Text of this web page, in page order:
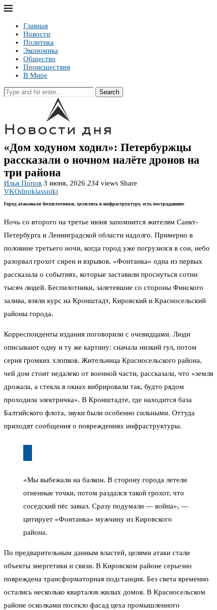
Главная
Новости
Политика
Экономика
Общество
Происшествия
В Мире
Search
«Дом ходуном ходил»: Петербуржцы
рассказали о ночном налёте дронов на
три района
Илья Попов 3 июня, 2026 234 views Share
VKOdnoklassniki
Город атаковали беспилотники, целились в инфраструктуру, есть пострадавшие
Ночь со второго на третье июня запомнится жителям Санкт-
Петербурга и Ленинградской области надолго. Примерно в
половине третьего ночи, когда город уже погрузился в сон, небо
разорвал грохот сирен и взрывов. «Фонтанка» одна из первых
рассказала о событиях, которые заставили проснуться сотни
тысяч людей. Беспилотники, залетевшие со стороны Финского
залива, взяли курс на Кронштадт, Кировский и Красносельский
районы города.
Корреспонденты издания поговорили с очевидцами. Люди
описывают одну и ту же картину: сначала низкий гул, потом
серия громких хлопков. Жительница Красносельского района,
чей дом стоит недалеко от военной части, рассказала, что «земля
дрожала, а стекла в окнах вибрировали так, будто рядом
проходила электричка». В Кронштадте, где находится база
Балтийского флота, звуки были особенно сильными. Оттуда
приходят сообщения о повреждениях инфраструктуры.
«Мы выбежали на балкон. В сторону города летели
огненные точки, потом раздался такой грохот, что
соседский пёс завыл. Сразу подумали — война», —
цитирует «Фонтанка» мужчину из Кировского
района.
По предварительным данным властей, целями атаки стали
объекты энергетики и связи. В Кировском районе серьезно
повреждена трансформаторная подстанция. Без света временно
остались несколько кварталов жилых домов. В Красносельском
районе осколками посекло фасад цеха промышленного